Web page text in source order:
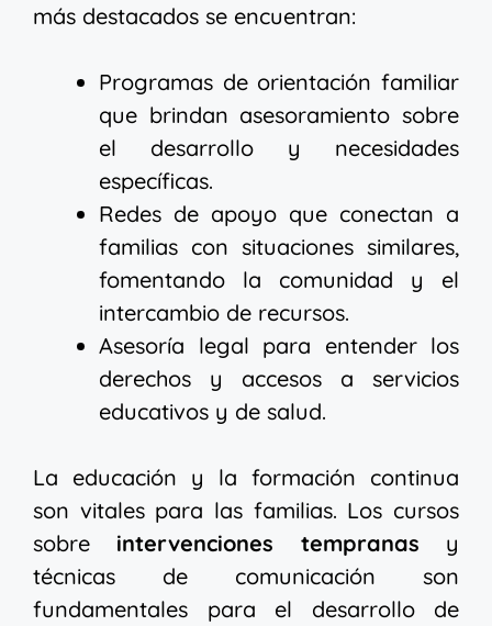
más destacados se encuentran:
Programas de orientación familiar
que brindan asesoramiento sobre
el desarrollo y necesidades
específicas.
Redes de apoyo que conectan a
familias con situaciones similares,
fomentando la comunidad y el
intercambio de recursos.
Asesoría legal para entender los
derechos y accesos a servicios
educativos y de salud.
La educación y la formación continua
son vitales para las familias. Los cursos
sobre intervenciones tempranas y
técnicas de comunicación son
fundamentales para el desarrollo de